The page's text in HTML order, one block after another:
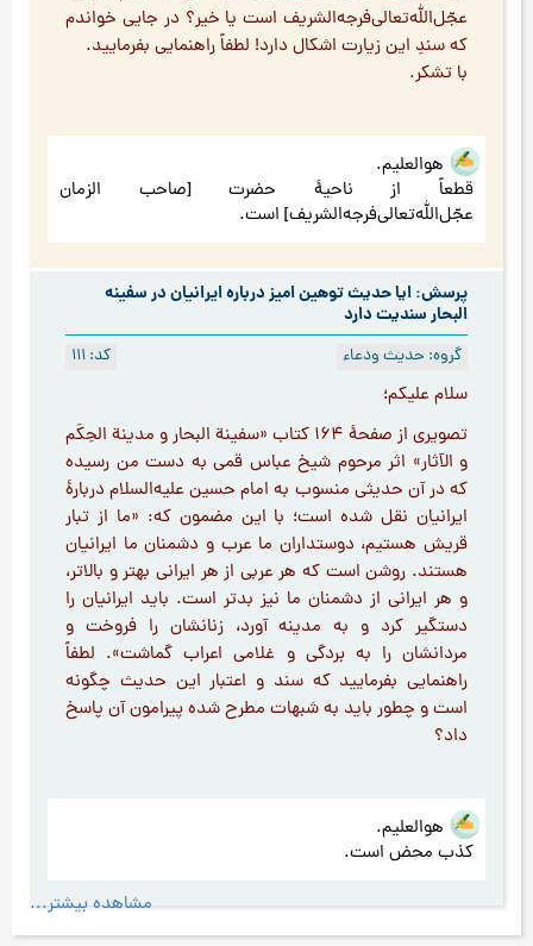
عجّل‌الله‌تعالی‌فرجه‌الشریف است يا خیر؟ در جایی خواندم
كه سندِ این زیارت اشكال دارد! لطفاً راهنمایی بفرمایید.
با تشكر.
هوالعلیم.
قطعاً از ناحیۀ حضرت [صاحب الزمان
عجّل‌الله‌تعالی‌فرجه‌الشریف] است.
پرسش: ایا حدیث توهین امیز درباره ایرانیان در سفینه
البحار سندیت دارد
کد: 111 گروه: حدیث ودعاء
سلام علیکم؛
تصویری از صفحۀ ۱۶۴ کتاب «سفینة البحار و مدینة الحِکَم
و الآثار» اثر مرحوم شیخ عباس قمی به دست من رسیده
که در آن حدیثی منسوب به امام حسین علیه‌السلام دربارۀ
ایرانیان نقل شده است؛ با این مضمون که: «ما از تبار
قریش هستیم، دوستداران ما عرب و دشمنان ما ایرانیان
هستند. روشن است که هر عربی از هر ایرانی بهتر و بالاتر،
و هر ایرانی از دشمنان ما نیز بدتر است. باید ایرانیان را
دستگیر کرد و به مدینه آورد، زنانشان را فروخت و
مردانشان را به بردگی و غلامی اعراب گماشت». لطفاً
راهنمایی بفرمایید که سند و اعتبار این حدیث چگونه
است و چطور باید به شبهات مطرح شده پیرامون آن پاسخ
داد؟
هوالعلیم.
کذب محض است.
مشاهده بیشتر...